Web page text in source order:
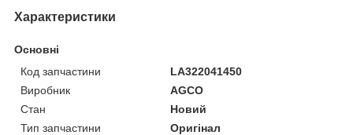
Характеристики
Основні
Код запчастини
LA322041450
Виробник
AGCO
Стан
Новий
Тип запчастини
Оригінал